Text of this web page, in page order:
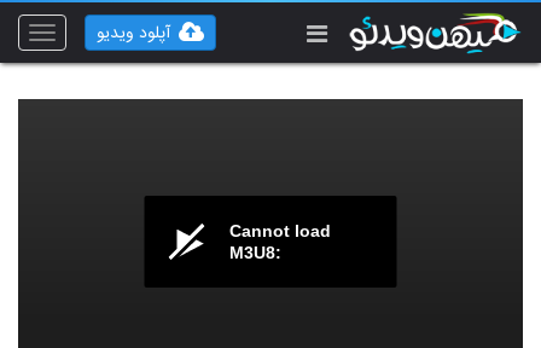
Toggle
آپلود ویدیو
Cannot load
M3U8: